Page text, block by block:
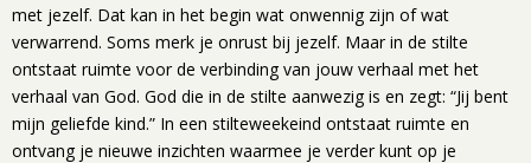
met jezelf. Dat kan in het begin wat onwennig zijn of wat
verwarrend. Soms merk je onrust bij jezelf. Maar in de stilte
ontstaat ruimte voor de verbinding van jouw verhaal met het
verhaal van God. God die in de stilte aanwezig is en zegt: “Jij bent
mijn geliefde kind.” In een stilteweekeind ontstaat ruimte en
ontvang je nieuwe inzichten waarmee je verder kunt op je